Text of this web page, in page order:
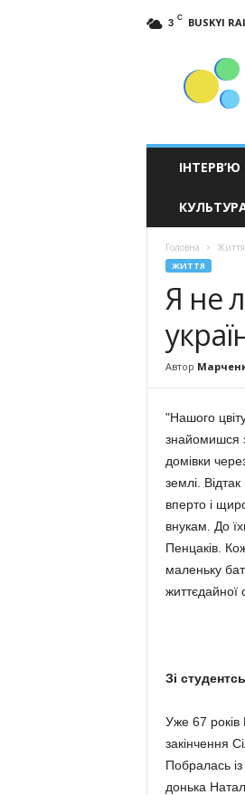
3 C BUSKYI
ІНТЕРВ’Ю
Головна Життя
ЖИТТЯ
Я не
Автор
"Нашого
знайомишся
домівки
землі.
вперто і
внукам. До
Пенцаків.
маленьку
життєдайної
Зі
Уже 67 років
закінчення
Побралась
донька